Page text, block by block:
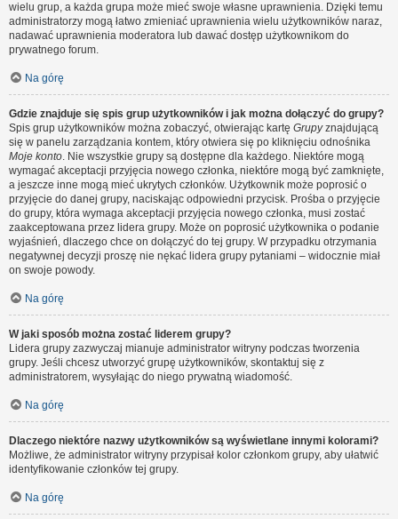
wielu grup, a każda grupa może mieć swoje własne uprawnienia. Dzięki temu
administratorzy mogą łatwo zmieniać uprawnienia wielu użytkowników naraz,
nadawać uprawnienia moderatora lub dawać dostęp użytkownikom do
prywatnego forum.
Na górę
Gdzie znajduje się spis grup użytkowników i jak można dołączyć do grupy?
Spis grup użytkowników można zobaczyć, otwierając kartę Grupyznajdującą
się w panelu zarządzania kontem, który otwiera się po kliknięciu odnośnika
Moje konto. Nie wszystkie grupy są dostępne dla każdego. Niektóre mogą
wymagać akceptacji przyjęcia nowego członka, niektóre mogą być zamknięte,
a jeszcze inne mogą mieć ukrytych członków. Użytkownik może poprosić o
przyjęcie do danej grupy, naciskając odpowiedni przycisk. Prośba o przyjęcie
do grupy, która wymaga akceptacji przyjęcia nowego członka, musi zostać
zaakceptowana przez lidera grupy. Może on poprosić użytkownika o podanie
wyjaśnień, dlaczego chce on dołączyć do tej grupy. W przypadku otrzymania
negatywnej decyzji proszę nie nękać lidera grupy pytaniami – widocznie miał
on swoje powody.
Na górę
W jaki sposób można zostać liderem grupy?
Lidera grupy zazwyczaj mianuje administrator witryny podczas tworzenia
grupy. Jeśli chcesz utworzyć grupę użytkowników, skontaktuj się z
administratorem, wysyłając do niego prywatną wiadomość.
Na górę
Dlaczego niektóre nazwy użytkowników są wyświetlane innymi kolorami?
Możliwe, że administrator witryny przypisał kolor członkom grupy, aby ułatwić
identyfikowanie członków tej grupy.
Na górę